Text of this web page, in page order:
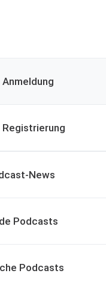
Anmeldung
Registrierung
News
Podcasts
Podcasts